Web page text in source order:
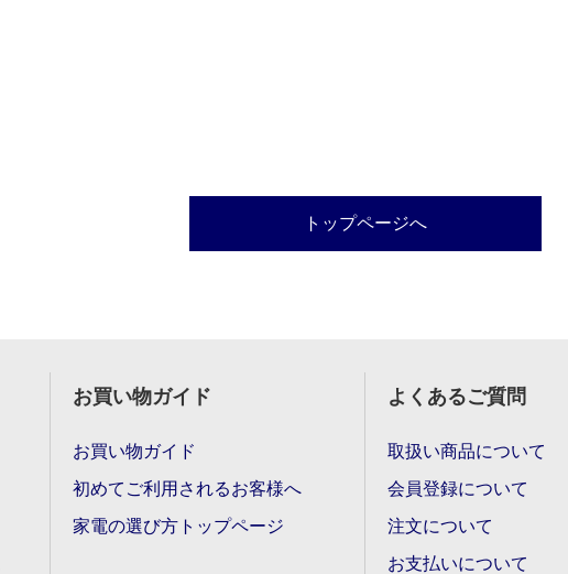
トップページへ
お買い物ガイド
お買い物ガイド
初めてご利用されるお客様へ
家電の選び方トップページ
よくあるご質問
取扱い商品について
会員登録について
注文について
お支払いについて